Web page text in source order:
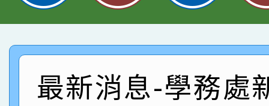
臺灣台語-第二名
市賽榮獲科學小創客佳
創客第三名。
賀！本校參加桃園市中
賽 洪綺君教師榮獲社
名
賀！本校阿巴斯O蜜、
倩參加桃園市科展 國
賀！本校四年二班張O
最新消息-學務處